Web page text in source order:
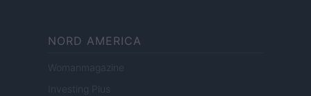
NORD AMERICA
Womanmagazine
Investing Plus